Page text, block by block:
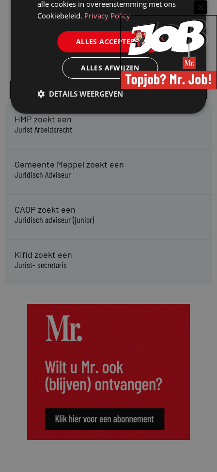
Alle vacatures
HMP zoekt een
Jurist Arbeidsrecht
Gemeente Meppel zoekt een
Juridisch Adviseur
CAOP zoekt een
Juridisch adviseur (junior)
Kifid zoekt een
Jurist- secretaris
alle cookies in overeenstemming met ons
Cookiebeleid. Privacy Policy
ALLES ACCEPTEREN
ALLES AFWIJZEN
DETAILS WEERGEVEN